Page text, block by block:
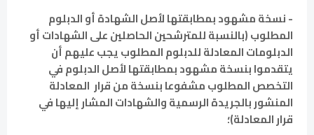
- نسخة مشهود بمطابقتها لأصل الشهادة أو الدبلوم
المطلوب (بالنسبة للمترشحين الحاصلين على الشهادات أو
الدبلومات المعادلة للدبلوم المطلوب يجب عليهم أن
يتقدموا بنسخة مشهود بمطابقتها لأصل الدبلوم في
التخصص المطلوب مشفوعا بنسخة من قرار المعادلة
المنشور بالجريدة الرسمية والشهادات المشار إليها في
قرار المعادلة)؛